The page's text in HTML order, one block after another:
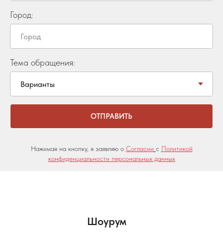
Город:
Тема обращения:
ОТПРАВИТЬ
Нажимая на кнопку, я заявляю о Согласии с Политикой
конфиденциальности персональных данных
Шоурум